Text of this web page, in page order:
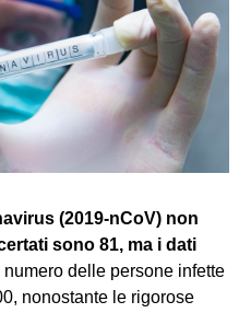
(2019-nCoV) non
sono 81, ma i dati
numero delle persone infette
nonostante le rigorose